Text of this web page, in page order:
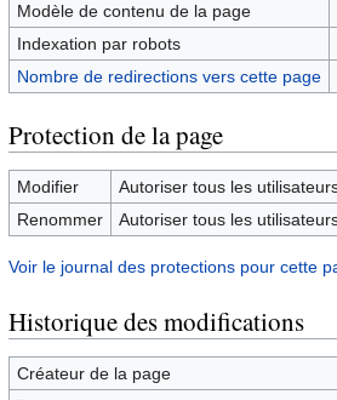
Modèle de contenu de la page
Indexation par robots
Nombre de redirections vers cette page
Protection de la page
Modifier
Autoriser tous les
Renommer
Autoriser tous les
Voir le journal des protections pour cette
Historique des modifications
Créateur de la page